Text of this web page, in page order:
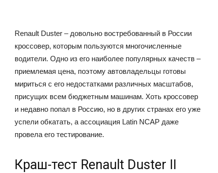
Renault Duster – довольно востребованный в России
кроссовер, которым пользуются многочисленные
водители. Одно из его наиболее популярных качеств –
приемлемая цена, поэтому автовладельцы готовы
мириться с его недостатками различных масштабов,
присущих всем бюджетным машинам. Хоть кроссовер
и недавно попал в Россию, но в других странах его уже
успели обкатать, а ассоциация Latin NCAP даже
провела его тестирование.
Краш-тест Renault Duster II